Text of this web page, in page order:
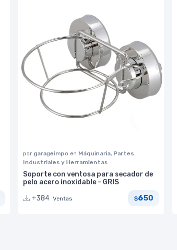
por garageimpo en Máquinaria, Partes
Industriales y Herramientas
Soporte con ventosa para secador de
pelo acero inoxidable - GRIS
+384 Ventas $650